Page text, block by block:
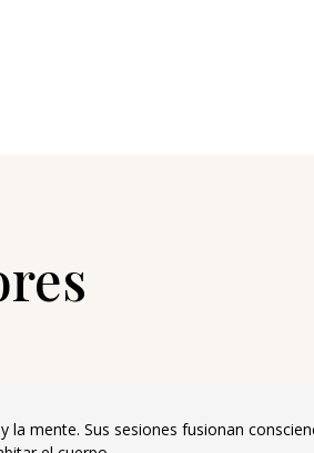
mente. Sus sesiones fusionan